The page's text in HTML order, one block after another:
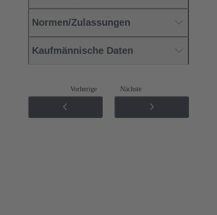
Normen/Zulassungen
Kaufmännische Daten
Vorherige Nächste